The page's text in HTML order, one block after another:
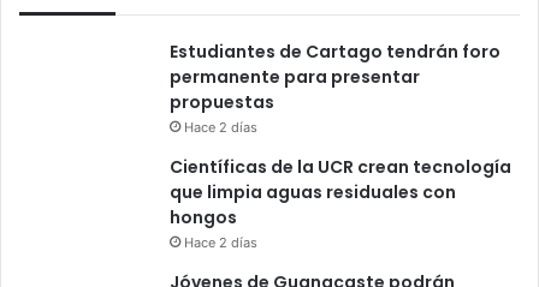
Estudiantes de Cartago tendrán foro
permanente para presentar
propuestas
Hace 2 días
Científicas de la UCR crean tecnología
que limpia aguas residuales con
hongos
Hace 2 días